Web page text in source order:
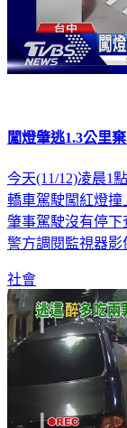
闖燈肇逃1.3公里
今天(11/12)凌晨1
轎車駕駛闖紅燈撞
肇事駕駛沒有停下
警方調閱監視器影
社會